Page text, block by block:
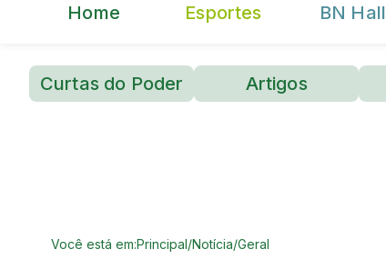
Home Esportes BN Hall
Curtas do Poder Artigos
Você está em:Principal/Notícia/Geral